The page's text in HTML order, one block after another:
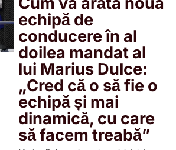
echipă de
conducere în al
doilea mandat al
lui Marius Dulce:
„Cred că o să fie o
echipă și mai
dinamică, cu care
să facem treabă”